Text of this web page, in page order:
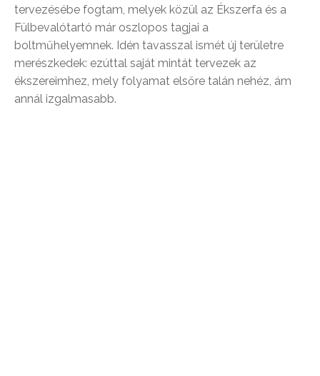
tervezésébe fogtam, melyek közül az Ékszerfa és a
Fülbevalótartó már oszlopos tagjai a
boltműhelyemnek. Idén tavasszal ismét új területre
merészkedek: ezúttal saját mintát tervezek az
ékszereimhez, mely folyamat elsőre talán nehéz, ám
annál izgalmasabb.